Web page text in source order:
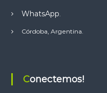
a
WhatsApp
Córdoba, Argentina.
Conectemos!